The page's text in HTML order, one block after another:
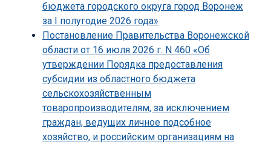
бюджета городского округа город Воронеж
за I полугодие 2026 года»
Постановление Правительства Воронежской
области от 16 июля 2026 г. N 460 «Об
утверждении Порядка предоставления
субсидии из областного бюджета
сельскохозяйственным
товаропроизводителям, за исключением
граждан, ведущих личное подсобное
хозяйство, и российским организациям на